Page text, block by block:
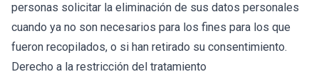
personas solicitar la eliminación de sus datos personales
cuando ya no son necesarios para los fines para los que
fueron recopilados, o si han retirado su consentimiento.
Derecho a la restricción del tratamiento